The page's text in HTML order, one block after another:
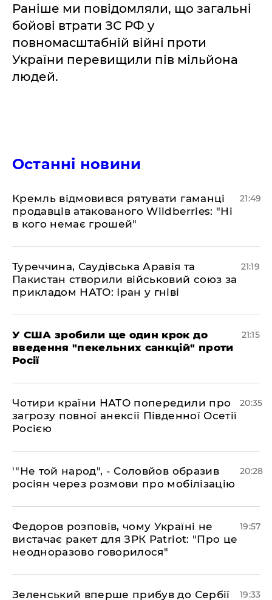
Раніше ми повідомляли, що загальні
бойові втрати ЗС РФ у
повномасштабній війні проти
України перевищили пів мільйона
людей.
Останні новини
​Кремль відмовився рятувати гаманці
продавців атакованого Wildberries: "Ні
в кого немає грошей"
21:49
​Туреччина, Саудівська Аравія та
Пакистан створили військовий союз за
прикладом НАТО: Іран у гніві
21:19
​У США зробили ще один крок до
введення "пекельних санкцій" проти
Росії
21:15
​Чотири країни НАТО попередили про
загрозу повної анексії Південної Осетії
Росією
20:35
​'"Не той народ", - Соловйов образив
росіян через розмови про мобілізацію
20:28
​Федоров розповів, чому Україні не
вистачає ракет для ЗРК Patriot: "Про це
неодноразово говорилося"
19:57
​Зеленський вперше прибув до Сербії 19:33